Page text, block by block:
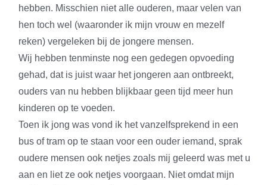
hebben. Misschien niet alle ouderen, maar velen van
hen toch wel (waaronder ik mijn vrouw en mezelf
reken) vergeleken bij de jongere mensen.
Wij hebben tenminste nog een gedegen opvoeding
gehad, dat is juist waar het jongeren aan ontbreekt,
ouders van nu hebben blijkbaar geen tijd meer hun
kinderen op te voeden.
Toen ik jong was vond ik het vanzelfsprekend in een
bus of tram op te staan voor een ouder iemand, sprak
oudere mensen ook netjes zoals mij geleerd was met u
aan en liet ze ook netjes voorgaan. Niet omdat mijn